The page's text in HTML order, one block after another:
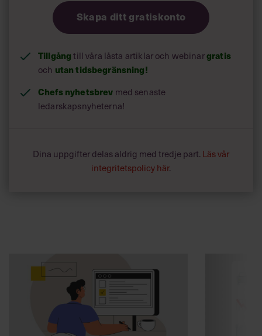
Skapa ditt gratiskonto
Tillgångtill våra låsta artiklar och webinargratis
och utan tidsbegränsning!
Chefs nyhetsbrev med senaste
ledarskapsnyheterna!
Dina uppgifter delas aldrig med tredje part. Läs vår
integritetspolicy här.